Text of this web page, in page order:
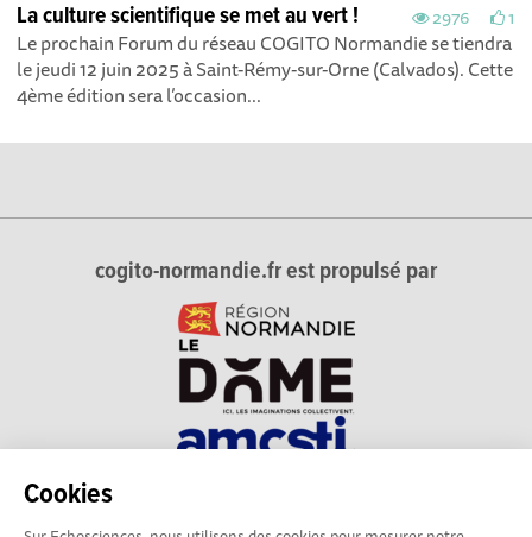
Cookies
2976 1
La culture scientifique se met au vert !
Le prochain Forum du réseau COGITO Normandie se tiendra
le jeudi 12 juin 2025 à Saint-Rémy-sur-Orne (Calvados). Cette
4ème édition sera l’occasion...
cogito-normandie.fr est propulsé par